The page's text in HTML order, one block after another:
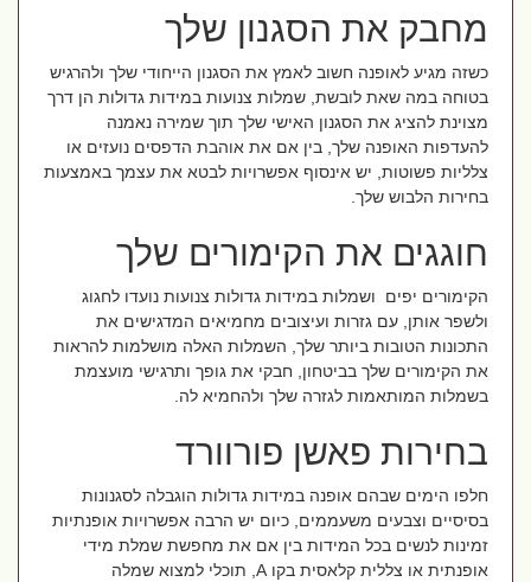
מחבק את הסגנון שלך
כשזה מגיע לאופנה חשוב לאמץ את הסגנון הייחודי שלך ולהרגיש
בטוחה במה שאת לובשת, שמלות צנועות במידות גדולות הן דרך
מצוינת להציג את הסגנון האישי שלך תוך שמירה נאמנה
להעדפות האופנה שלך, בין אם את אוהבת הדפסים נועזים או
צלליות פשוטות, יש אינסוף אפשרויות לבטא את עצמך באמצעות
בחירות הלבוש שלך.
חוגגים את הקימורים שלך
הקימורים יפים ושמלות במידות גדולות צנועות נועדו לחגוג
ולשפר אותן, עם גזרות ועיצובים מחמיאים המדגישים את
התכונות הטובות ביותר שלך, השמלות האלה מושלמות להראות
את הקימורים שלך בביטחון, חבקי את גופך ותרגישי מועצמת
בשמלות המותאמות לגזרה שלך ולהחמיא לה.
בחירות פאשן פורוורד
חלפו הימים שבהם אופנה במידות גדולות הוגבלה לסגנונות
בסיסיים וצבעים משעממים, כיום יש הרבה אפשרויות אופנתיות
זמינות לנשים בכל המידות בין אם את מחפשת שמלת מידי
אופנתית או צללית קלאסית בקוA, תוכלי למצוא שמלה